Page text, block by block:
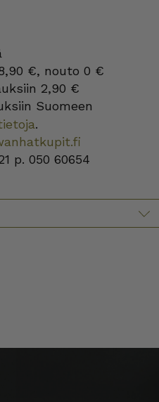
€, nouto 0 €
2,90 €
Suomeen
.
p. 050 60654